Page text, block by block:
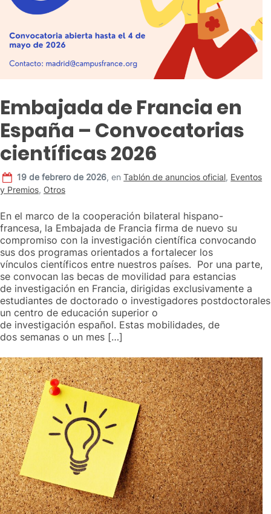
Embajada de Francia en
España – Convocatorias
científicas 2026
19 de febrero de 2026,enTablón de anuncios oficial, Eventos
y Premios, Otros
En el marco de la cooperación bilateral hispano-
francesa, la Embajada de Francia firma de nuevo su
compromiso con la investigación científica convocando
sus dos programas orientados a fortalecer los
vínculos científicos entre nuestros países. Por una parte,
se convocan las becas de movilidad para estancias
de investigación en Francia, dirigidas exclusivamente a
estudiantes de doctorado o investigadores
un centro de educación superior o
de investigación español. Estas mobilidades, de
dos semanas o un mes […]